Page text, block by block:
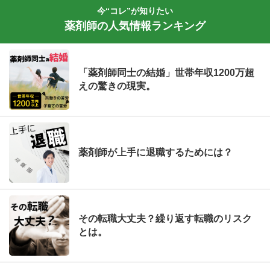
今“コレ”が知りたい
薬剤師の人気情報ランキング
「薬剤師同士の結婚」世帯年収1200万超
えの驚きの現実。
薬剤師が上手に退職するためには？
その転職大丈夫？繰り返す転職のリスク
とは。